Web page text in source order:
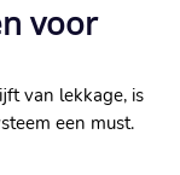
voor
van lekkage, is
een must.​